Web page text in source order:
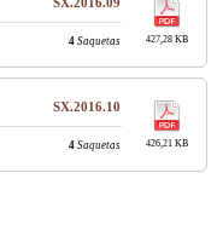
427,28 KB
4 Saquetas
SX.2016.10
426,21 KB
4 Saquetas